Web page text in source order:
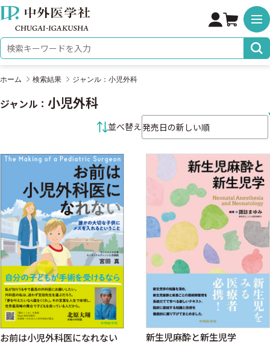
株式会社 中外医学社
検索キーワード
ホーム 検索結果 ジャンル：小児外科
ジャンル： 小児外科
並べ替え並べ替え条件
お前は小児外科医になれない
新生児麻酔と新生児学